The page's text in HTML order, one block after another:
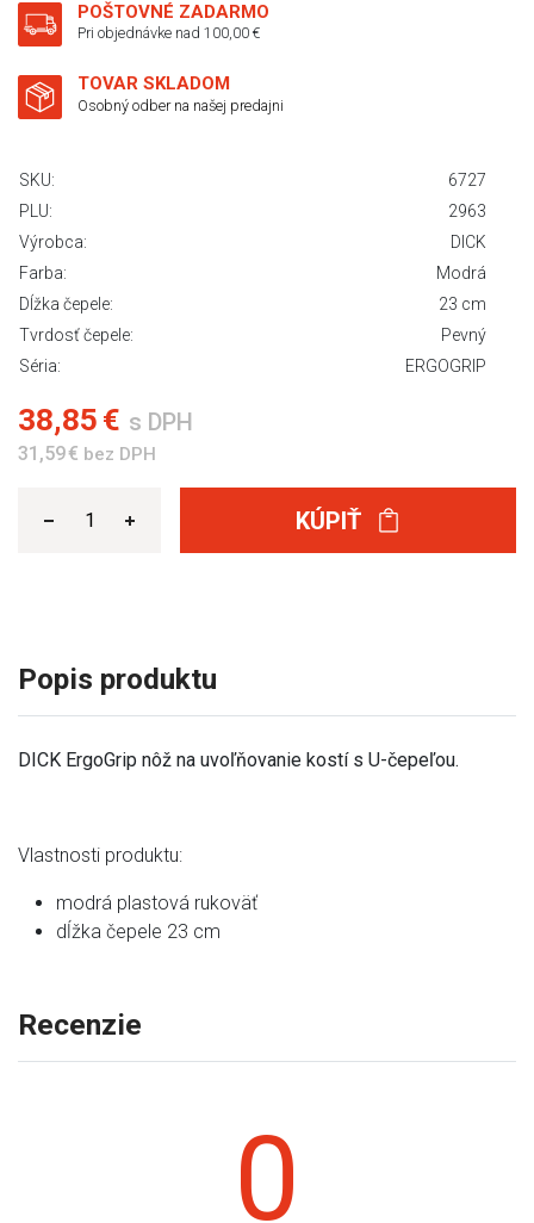
POŠTOVNÉ ZADARMO
Pri objednávke nad 100,00 €
TOVAR SKLADOM
Osobný odber na našej predajni
SKU:
6727
PLU:
2963
Výrobca:
DICK
Farba:
Modrá
Dĺžka čepele:
23 cm
Tvrdosť čepele:
Pevný
Séria:
ERGOGRIP
38,85 € s DPH
31,59 € bez DPH
KÚPIŤ
Popis produktu
DICK ErgoGrip nôž na uvoľňovanie kostí s U-čepeľou.
Vlastnosti produktu:
modrá plastová rukoväť
dĺžka čepele 23 cm
Recenzie
0